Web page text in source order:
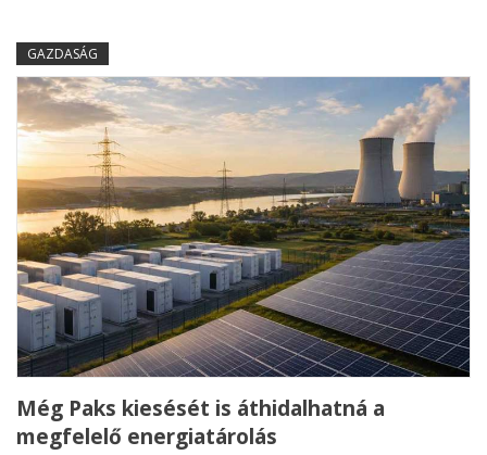
GAZDASÁG
Még Paks kiesését is áthidalhatná a
megfelelő energiatárolás